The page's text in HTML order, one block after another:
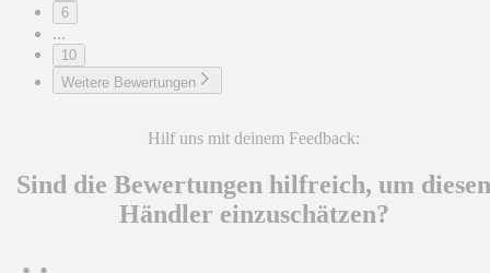
6
...
10
Weitere Bewertungen
Hilf uns mit deinem Feedback:
Sind die Bewertungen hilfreich, um diesen
Händler einzuschätzen?